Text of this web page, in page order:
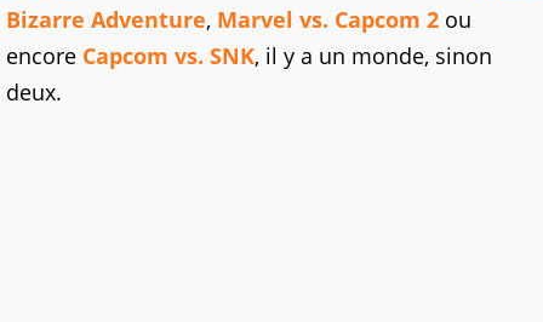
Bizarre Adventure, Marvel vs. Capcom 2 ou
encore Capcom vs. SNK, il y a un monde, sinon
deux.